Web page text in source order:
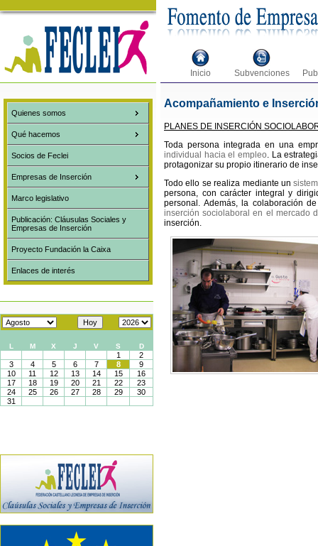
Inicio Subvenciones
Quienes somos
Qué hacemos
Socios de Feclei
Empresas de Inserción
Marco legislativo
Publicación: Cláusulas Sociales y
Empresas de Inserción
Proyecto Fundación la Caixa
Enlaces de interés
Acompañamiento e
PLANES DE INSERCIÓN
Toda persona integrada en una
individual hacia el empleo. La
protagonizar su propio itinerario de
Todo ello se realiza mediante un
persona, con carácter integral y
personal. Además, la colaboración
inserción sociolaboral en el mercado
inserción.